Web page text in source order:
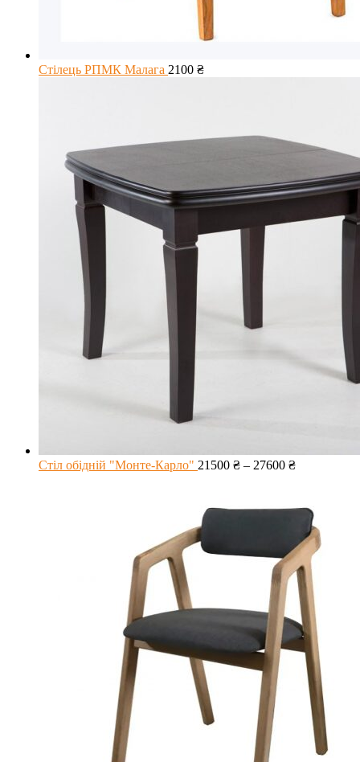
Стілець РПМК Малага 2100 ₴
Стіл обідній "Монте-Карло" 21500 ₴ – 27600 ₴